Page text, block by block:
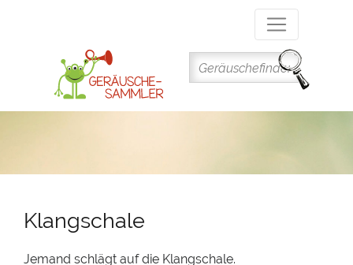
Inhalt
Klangschale
Jemand schlägt auf die Klangschale.